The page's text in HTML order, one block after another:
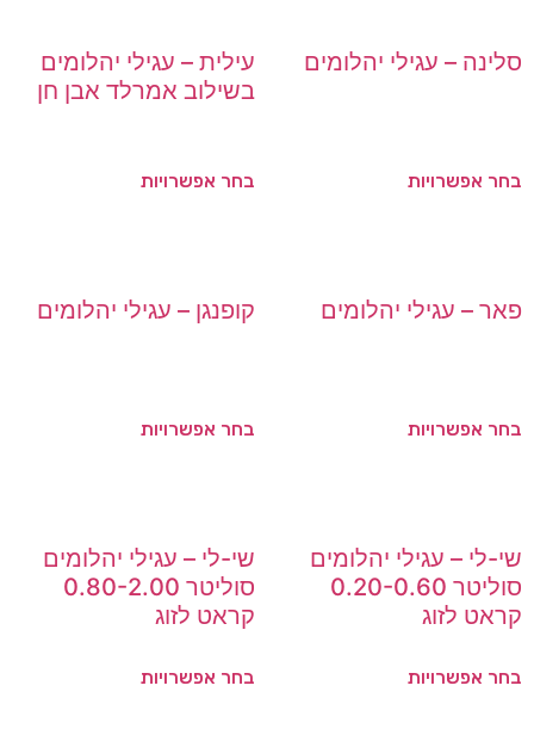
סלינה – עגילי יהלומים
בחר אפשרויות
עילית – עגילי יהלומים
בשילוב אמרלד אבן חן
בחר אפשרויות
פאר – עגילי יהלומים
בחר אפשרויות
קופנגן – עגילי יהלומים
בחר אפשרויות
שי-לי – עגילי יהלומים
סוליטר 0.20-0.60
קראט לזוג
בחר אפשרויות
שי-לי – עגילי יהלומים
סוליטר 0.80-2.00
קראט לזוג
בחר אפשרויות